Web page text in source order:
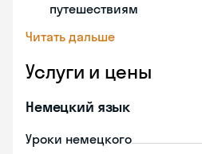
путешествиям
Читать дальше
Услуги и цены
Немецкий язык
Уроки немецкого